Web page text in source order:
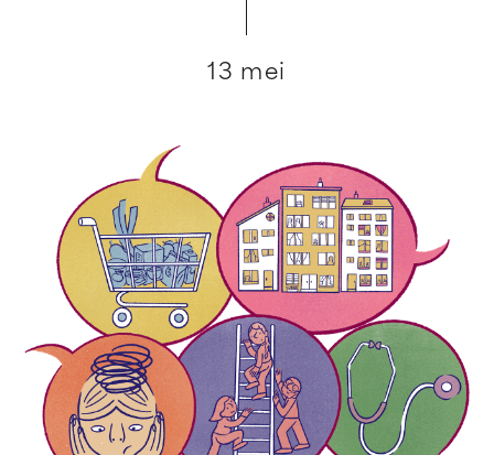
13 mei